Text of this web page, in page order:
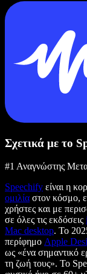
Σχετικά με το
#1 Αναγνώστης
Speechify είναι η
ομιλία στον κόσμο,
χρήστες και με
σε όλες τις εκδόσεις
Mac desktop. Το
περίφημο Apple
ως «ένα σημαντικό
τη ζωή τους». Το